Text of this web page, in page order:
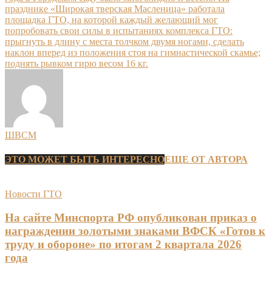
празднике «Широкая тверская Масленица» работала
площадка ГТО, на которой каждый желающий мог
попробовать свои силы в испытаниях комплекса ГТО:
прыгнуть в длину с места толчком двумя ногами, сделать
наклон вперед из положения стоя на гимнастической скамье;
поднять рывком гирю весом 16 кг.
ШВСМ
ЭТО МОЖЕТ БЫТЬ ИНТЕРЕСНОЕЩЕ ОТ АВТОРА
Новости ГТО
На сайте Минспорта РФ опубликован приказ о
награждении золотыми знаками ВФСК «Готов к
труду и обороне» по итогам 2 квартала 2026
года